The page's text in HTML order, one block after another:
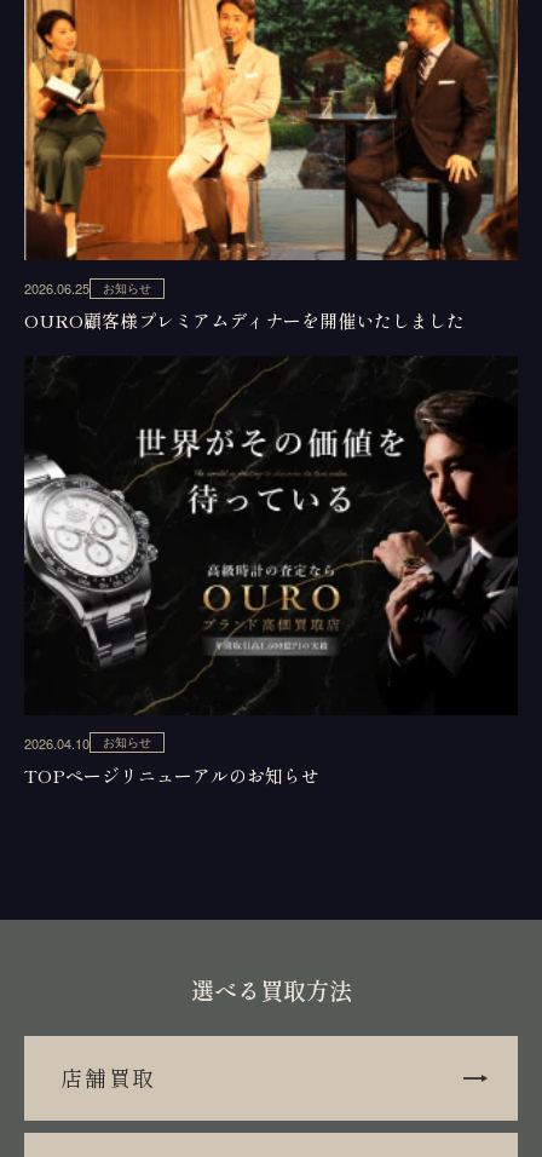
2026.06.25 お知らせ
OURO顧客様プレミアムディナーを開催いたしました
2026.04.10 お知らせ
TOPページリニューアルのお知らせ
選べる買取方法
店舗買取